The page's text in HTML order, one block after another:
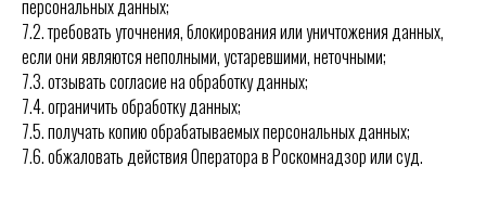
персональных данных;
7.2. требовать уточнения, блокирования или уничтожения данных,
если они являются неполными, устаревшими, неточными;
7.3. отзывать согласие на обработку данных;
7.4. ограничить обработку данных;
7.5. получать копию обрабатываемых персональных данных;
7.6. обжаловать действия Оператора в Роскомнадзор или суд.